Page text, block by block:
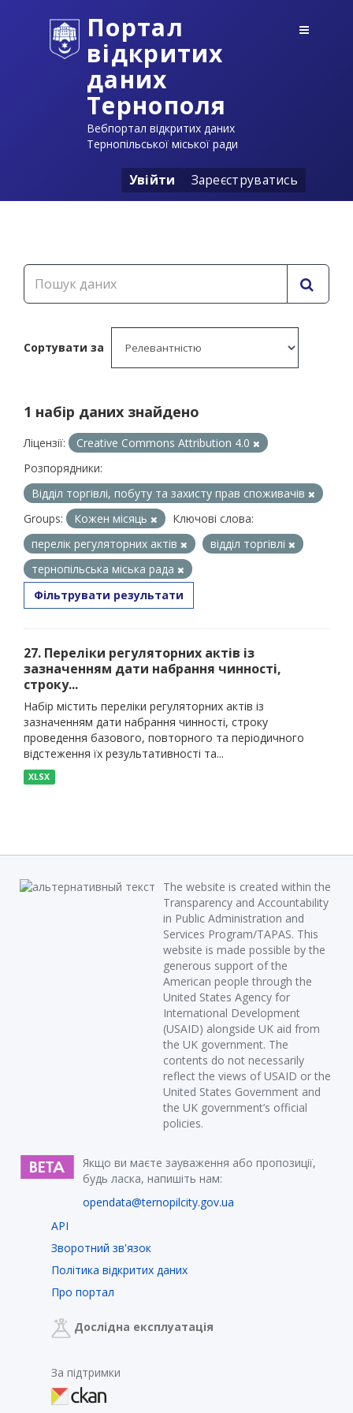
Портал
відкритих
даних
Тернополя
Вебпортал відкритих даних
Тернопільської міської ради
Увійти Зареєструватись
Сортувати за
1 набір даних знайдено
Ліцензії:
Creative Commons Attribution 4.0
Розпорядники:
Відділ торгівлі, побуту та захисту прав споживачів
Groups:
Кожен місяць
Ключові слова:
перелік регуляторних актів
відділ торгівлі
тернопільська міська рада
Фільтрувати результати
27. Переліки регуляторних актів із
зазначенням дати набрання чинності,
строку...
Набір містить переліки регуляторних актів із
зазначенням дати набрання чинності, строку
проведення базового, повторного та періодичного
відстеження їх результативності та...
XLSX
The website is created within the
Transparency and Accountability
in Public Administration and
Services Program/TAPAS. This
website is made possible by the
generous support of the
American people through the
United States Agency for
International Development
(USAID) alongside UK aid from
the UK government. The
contents do not necessarily
reflect the views of USAID or the
United States Government and
the UK government’s official
policies.
Якщо ви маєте зауваження або пропозиції,
будь ласка, напишіть нам:
opendata@ternopilcity.gov.ua
API
Зворотний зв'язок
Політика відкритих даних
Про портал
Дослідна експлуатація
За підтримки